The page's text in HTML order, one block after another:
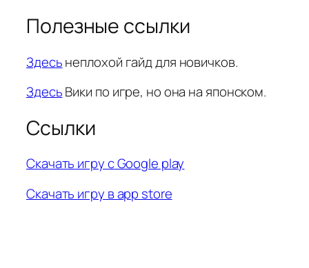
Полезные ссылки
Здесьнеплохой гайд для новичков.
ЗдесьВики по игре, но она на японском.
Ссылки
Скачать игру с Google play
Скачать игру в app store